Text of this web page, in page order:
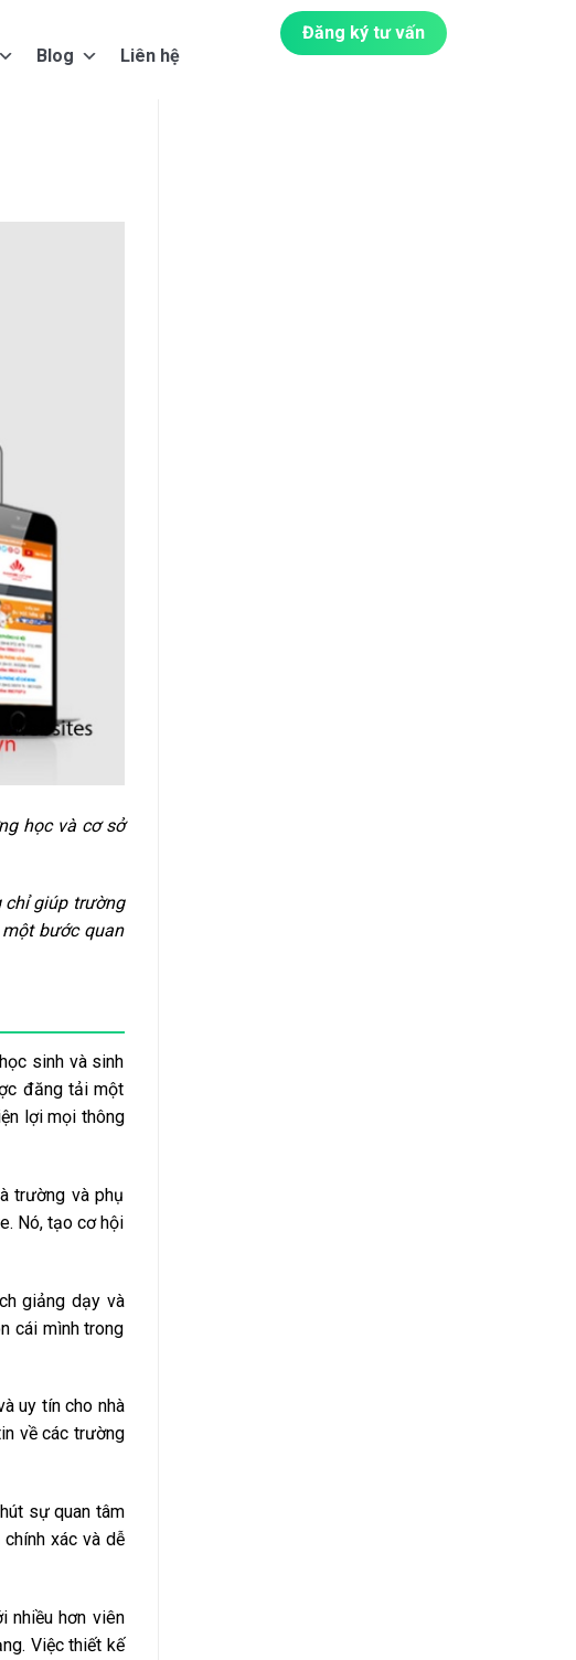
Blog Liên hệ
Đăng ký tư vấn
học và cơ sở
chỉ giúp trường
bước quan
sinh và sinh
đăng tải một
lợi mọi thông
trường và phụ
Nó, tạo cơ hội
giảng dạy và
cái mình trong
uy tín cho nhà
về các trường
sự quan tâm
xác và dễ
nhiều hơn viên
Việc thiết kế